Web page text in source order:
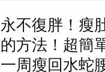
永不復胖！瘦
的方法！超簡
一周瘦回水蛇